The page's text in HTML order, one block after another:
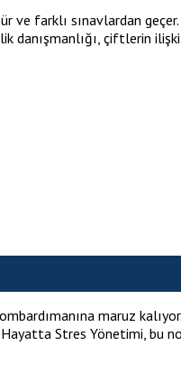
farklı sınavlardan
çiftlerin
maruz
Stres Yönetimi, bu